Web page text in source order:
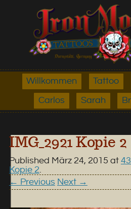
Willkommen Tattoo
Carlos Sarah
IMG_2921 Kopie 2
Published März 24, 2015 at
Kopie 2.
← Previous Next →